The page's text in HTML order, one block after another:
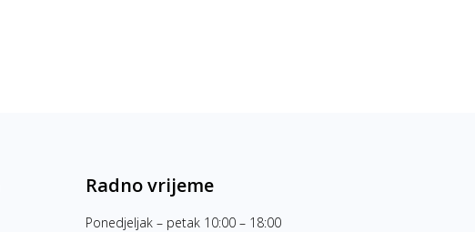
Radno vrijeme
Ponedjeljak – petak 10:00 – 18:00